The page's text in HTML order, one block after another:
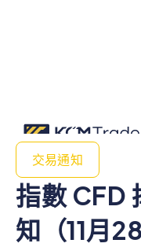
交易通知
指數 CFD
知（11月